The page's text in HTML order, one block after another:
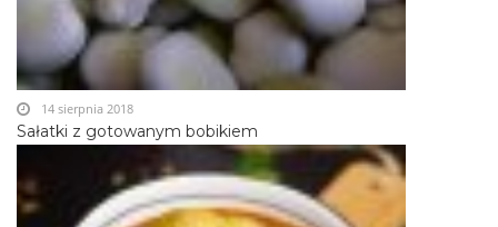
Sałatki z gotowanym bobikiem
14 sierpnia 2018